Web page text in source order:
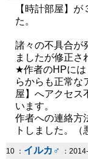
【時計部屋】
た。
諸々の不具合が
ましたが修正さ
★作者のHPには
らからも正常な
屋】へアクセス
います。
作者への連絡方
トしました。（
10 ： イルカ♂ ：